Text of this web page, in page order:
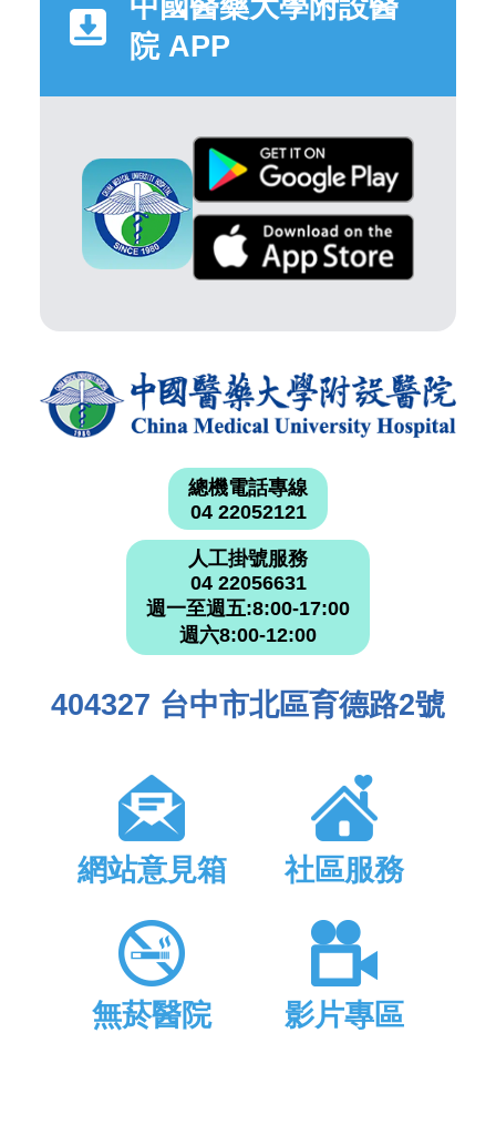
院 APP
總機電話專線
04 22052121
人工掛號服務
04 22056631
週一至週五:8:00-17:00
週六8:00-12:00
404327 台中市北區育德路2號
網站意見箱 社區服務
無菸醫院 影片專區